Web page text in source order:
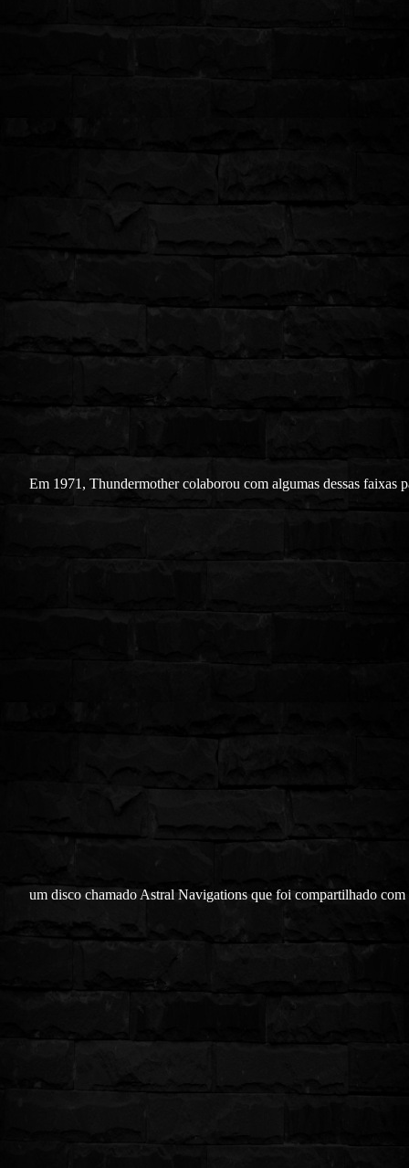
Em 1971, Thundermother colaborou com algumas dessas faixas
um disco chamado Astral Navigations que foi compartilhado com